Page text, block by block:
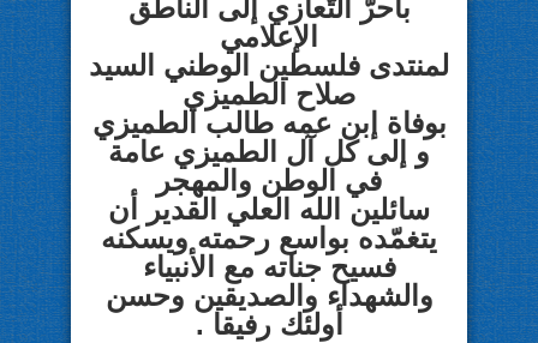
بأحرّ التّعازي إلى الناطق
الإعلامي
لمنتدى فلسطين الوطني السيد
صلاح الطميزي
بوفاة إبن عمهطالب الطميزي
و إلى كل آل الطميزي عامة
في الوطن والمهجر
سائلين الله العلي القدير
أن
يتغمّده بواسع رحمته ويسكنه
فسيح جناته مع الأنبياء
والشهداء والصديقين وحسن
أولئك رفيقا .